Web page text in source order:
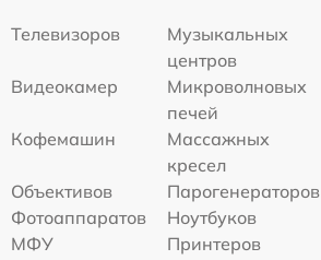
Телевизоров
Музыкальных
центров
Видеокамер
Микроволновых
печей
Кофемашин
Массажных
кресел
Объективов
Парогенераторов
Фотоаппаратов
Ноутбуков
МФУ
Принтеров